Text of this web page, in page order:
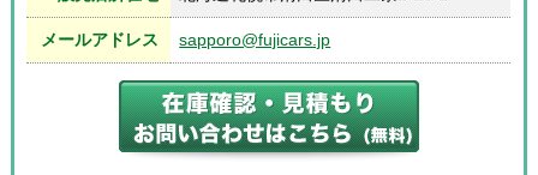
メールアドレス sapporo@fujicars.jp